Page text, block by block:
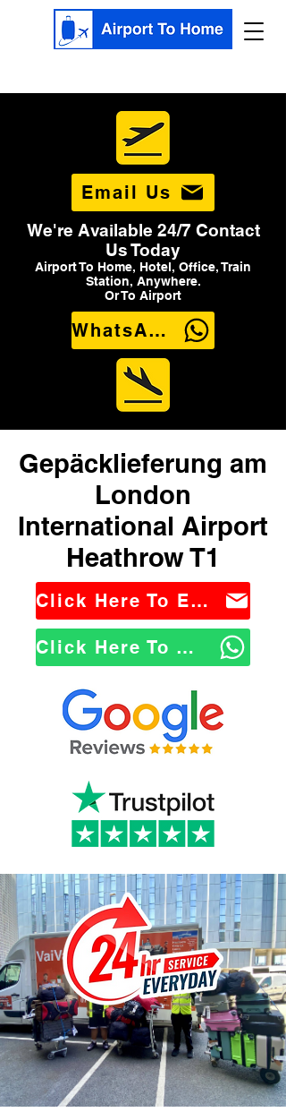
Email Us
We're Available 24/7 Contact
Us Today
Airport To Home, Hotel, Office, Train
Station, Anywhere.
Or To Airport
WhatsApp Us
Gepäcklieferung am
London
International Airport
Heathrow T1
Click Here To Email Us
Click Here To WhatsApp Us